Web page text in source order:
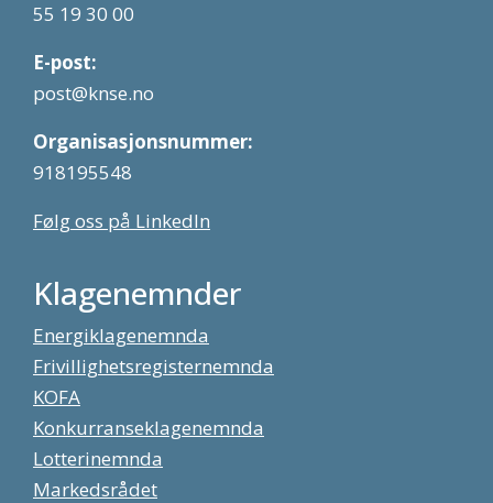
55 19 30 00
E-post:
post@knse.no
Organisasjonsnummer:
918195548
Følg oss på LinkedIn
Klagenemnder
Energiklagenemnda
Frivillighetsregisternemnda
KOFA
Konkurranseklagenemnda
Lotterinemnda
Markedsrådet